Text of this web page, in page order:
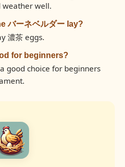
weather well.
バーネベルダー lay?
濃茶 eggs.
for beginners?
good choice for beginners